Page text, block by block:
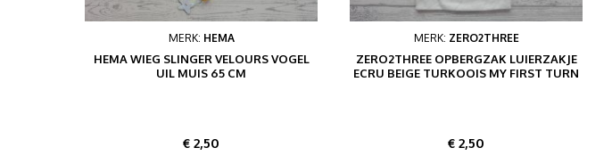
MERK: HEMA
HEMA WIEG SLINGER VELOURS VOGEL
UIL MUIS 65 CM
Prijs
€ 2,50
MERK: ZERO2THREE
ZERO2THREE OPBERGZAK LUIERZAKJE
ECRU BEIGE TURKOOIS MY FIRST TURN
Prijs
€ 2,50